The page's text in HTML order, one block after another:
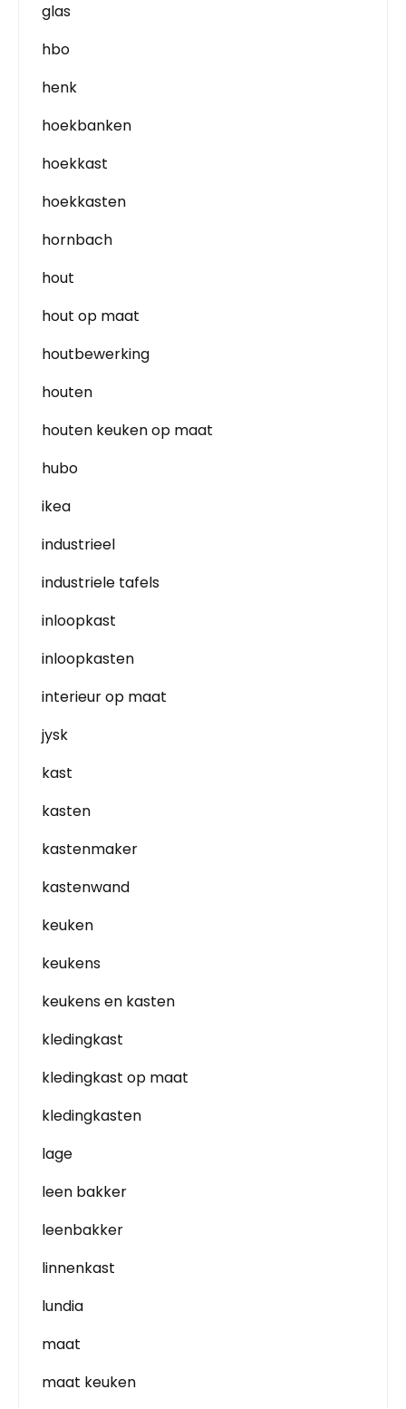
glas
hbo
henk
hoekbanken
hoekkast
hoekkasten
hornbach
hout
hout op maat
houtbewerking
houten
houten keuken op maat
hubo
ikea
industrieel
industriele tafels
inloopkast
inloopkasten
interieur op maat
jysk
kast
kasten
kastenmaker
kastenwand
keuken
keukens
keukens en kasten
kledingkast
kledingkast op maat
kledingkasten
lage
leen bakker
leenbakker
linnenkast
lundia
maat
maat keuken